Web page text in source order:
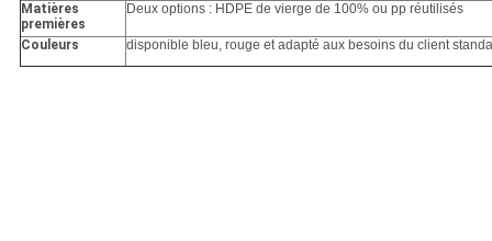
Matières
premières
Deux options : HDPE de vierge de 100% ou pp réutilisés
Couleurs disponible bleu, rouge et adapté aux besoins du client